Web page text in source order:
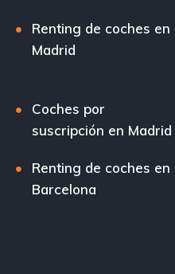
Renting de coches en
Madrid
Coches por
suscripción en Madrid
Renting de coches en
Barcelona